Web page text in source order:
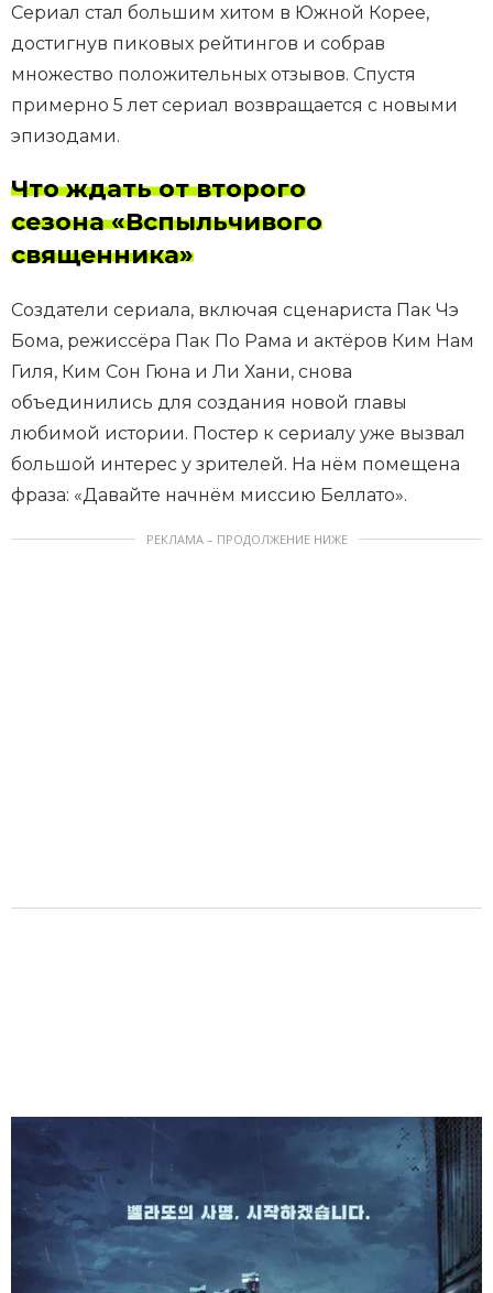
Сериал стал большим хитом в Южной Корее,
достигнув пиковых рейтингов и собрав
множество положительных отзывов. Спустя
примерно 5 лет сериал возвращается с новыми
эпизодами.
Что ждать от второго
сезона «Вспыльчивого
священника»
Создатели сериала, включая сценариста Пак Чэ
Бома, режиссёра Пак По Рама и актёров Ким Нам
Гиля, Ким Сон Гюна и Ли Хани, снова
объединились для создания новой главы
любимой истории. Постер к сериалу уже вызвал
большой интерес у зрителей. На нём помещена
фраза: «Давайте начнём миссию Беллато».
РЕКЛАМА – ПРОДОЛЖЕНИЕ НИЖЕ